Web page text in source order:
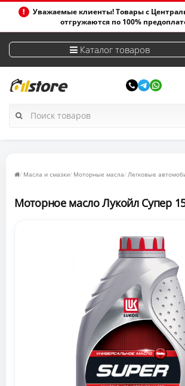
Уважаемые клиенты! Товары с
отгружаются по 100%
Каталог товаров
Масла и смазки Моторные масла Легковые
Моторное масло Лукойл Супер